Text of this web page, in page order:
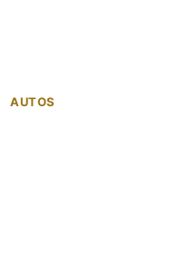
AUTOS